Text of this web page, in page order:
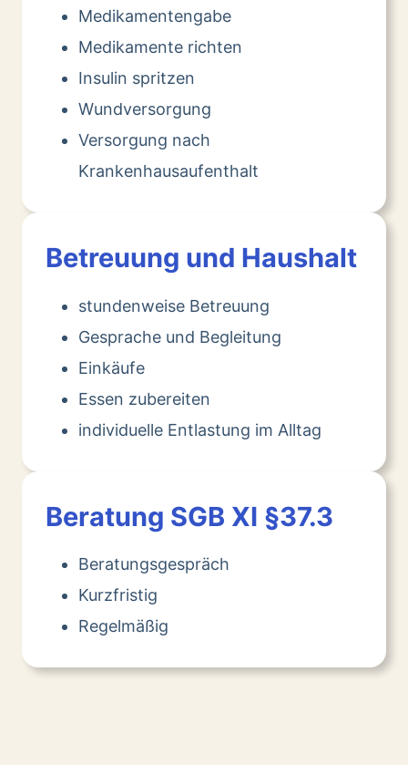
Medikamentengabe
Medikamente richten
Insulin spritzen
Wundversorgung
Versorgung nach
Krankenhausaufenthalt
Betreuung und Haushalt
stundenweise Betreuung
Gesprache und Begleitung
Einkäufe
Essen zubereiten
individuelle Entlastung im Alltag
Beratung SGB XI §37.3
Beratungsgespräch
Kurzfristig
Regelmäßig